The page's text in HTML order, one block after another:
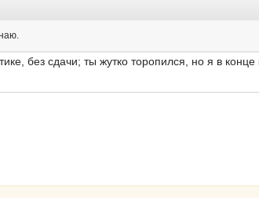
без сдачи; ты жутко торопился, но я в